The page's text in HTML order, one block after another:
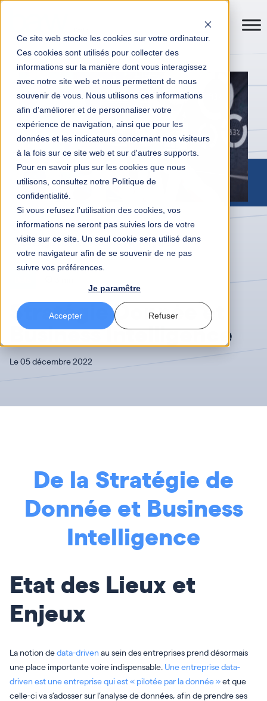
Ce site web stocke les cookies sur votre ordinateur.
Ces cookies sont utilisés pour collecter des
informations sur la manière dont vous interagissez
avec notre site web et nous permettent de nous
souvenir de vous. Nous utilisons ces informations
afin d'améliorer et de personnaliser votre
expérience de navigation, ainsi que pour les
données et les indicateurs concernant nos visiteurs
à la fois sur ce site web et sur d'autres supports.
Pour en savoir plus sur les cookies que nous
utilisons, consultez notre Politique de
confidentialité.
Si vous refusez l'utilisation des cookies, vos
informations ne seront pas suivies lors de votre
visite sur ce site. Un seul cookie sera utilisé dans
votre navigateur afin de se souvenir de ne pas
suivre vos préférences.
Je paramêtre
Accepter Refuser
Transformation digitale entreprises
Actualités
Stratégie Donnée et Business Intelligence
Stratégie Donnée et
Business Intelligence
Le 05 décembre 2022
De la Stratégie de
Donnée et Business
Intelligence
Etat des Lieux et
Enjeux
La notion dedata-driven au sein des entreprises prend désormais
une place importante voire indispensable. Une entreprise data-
driven est une entreprise qui est « pilotée par la donnée »et que
celle-ci va s’adosser sur l’analyse de données, afin de prendre ses